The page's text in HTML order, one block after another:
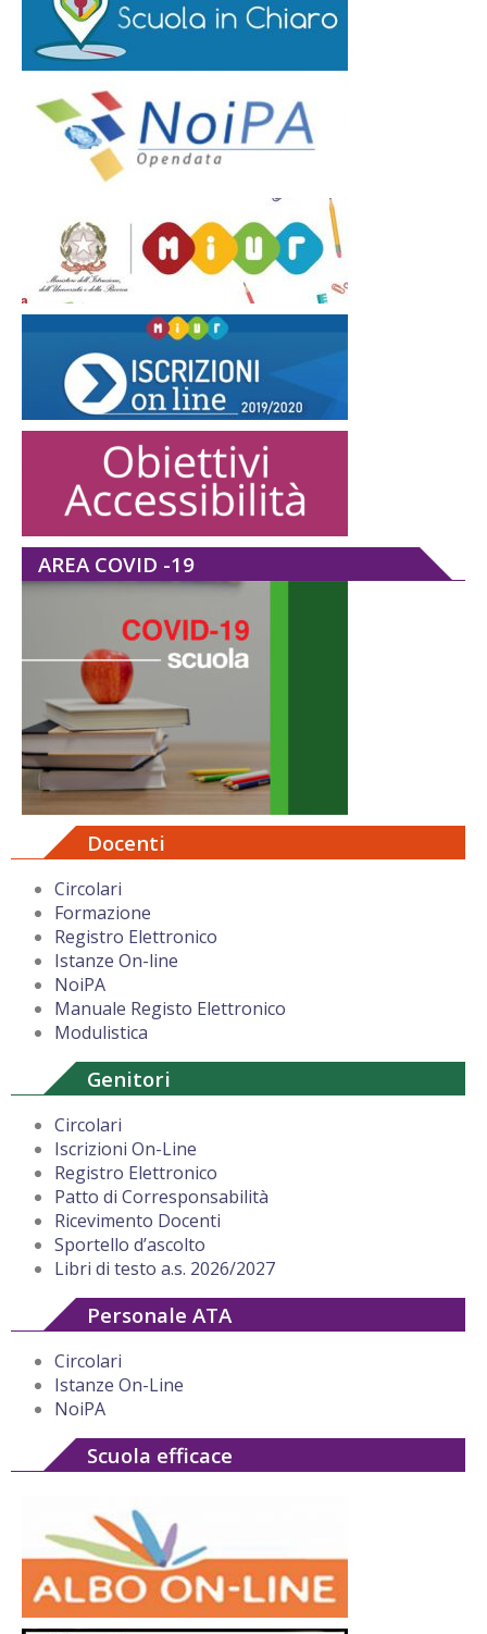
AREA COVID -19
Docenti
Circolari
Formazione
Registro Elettronico
Istanze On-line
NoiPA
Manuale Registo Elettronico
Modulistica
Genitori
Circolari
Iscrizioni On-Line
Registro Elettronico
Patto di Corresponsabilità
Ricevimento Docenti
Sportello d’ascolto
Libri di testo a.s. 2026/2027
Personale ATA
Circolari
Istanze On-Line
NoiPA
Scuola efficace